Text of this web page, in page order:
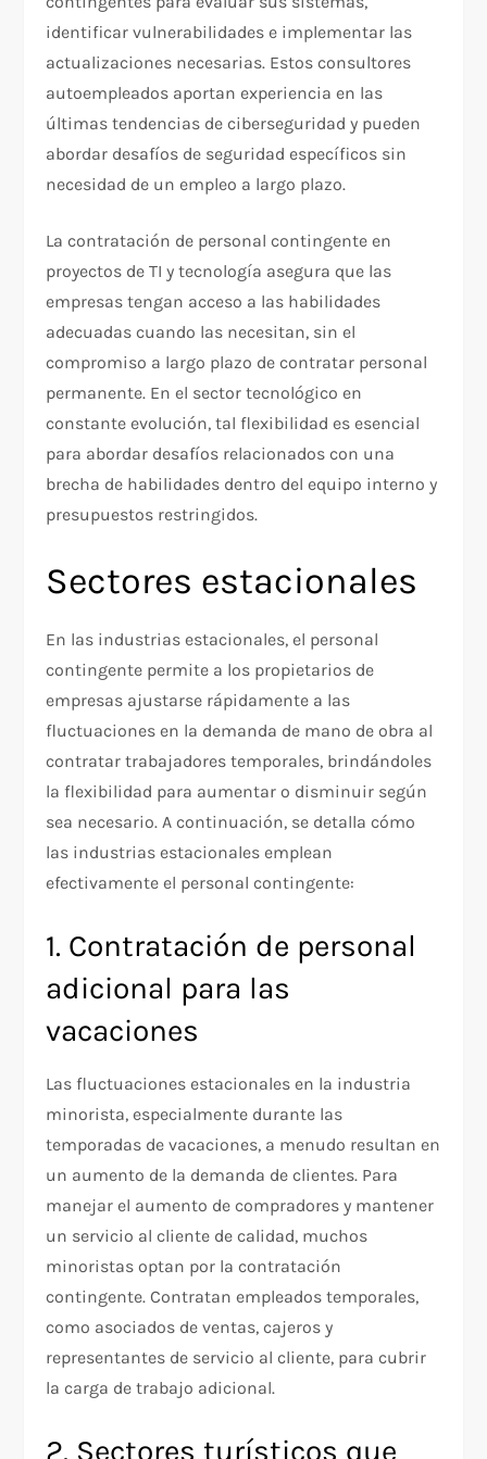
identificar vulnerabilidades e implementar las
actualizaciones necesarias. Estos consultores
autoempleados aportan experiencia en las
últimas tendencias de ciberseguridad y pueden
abordar desafíos de seguridad específicos sin
necesidad de un empleo a largo plazo.
La contratación de personal contingente en
proyectos de TI y tecnología asegura que las
empresas tengan acceso a las habilidades
adecuadas cuando las necesitan, sin el
compromiso a largo plazo de contratar personal
permanente. En el sector tecnológico en
constante evolución, tal flexibilidad es esencial
para abordar desafíos relacionados con una
brecha de habilidades dentro del equipo interno y
presupuestos restringidos.
Sectores estacionales
En las industrias estacionales, el personal
contingente permite a los propietarios de
empresas ajustarse rápidamente a las
fluctuaciones en la demanda de mano de obra al
contratar trabajadores temporales, brindándoles
la flexibilidad para aumentar o disminuir según
sea necesario. A continuación, se detalla cómo
las industrias estacionales emplean
efectivamente el personal contingente:
1. Contratación de personal
adicional para las
vacaciones
Las fluctuaciones estacionales en la industria
minorista, especialmente durante las
temporadas de vacaciones, a menudo resultan en
un aumento de la demanda de clientes. Para
manejar el aumento de compradores y mantener
un servicio al cliente de calidad, muchos
minoristas optan por la contratación
contingente. Contratan empleados temporales,
como asociados de ventas, cajeros y
representantes de servicio al cliente, para cubrir
la carga de trabajo adicional.
2. Sectores turísticos que